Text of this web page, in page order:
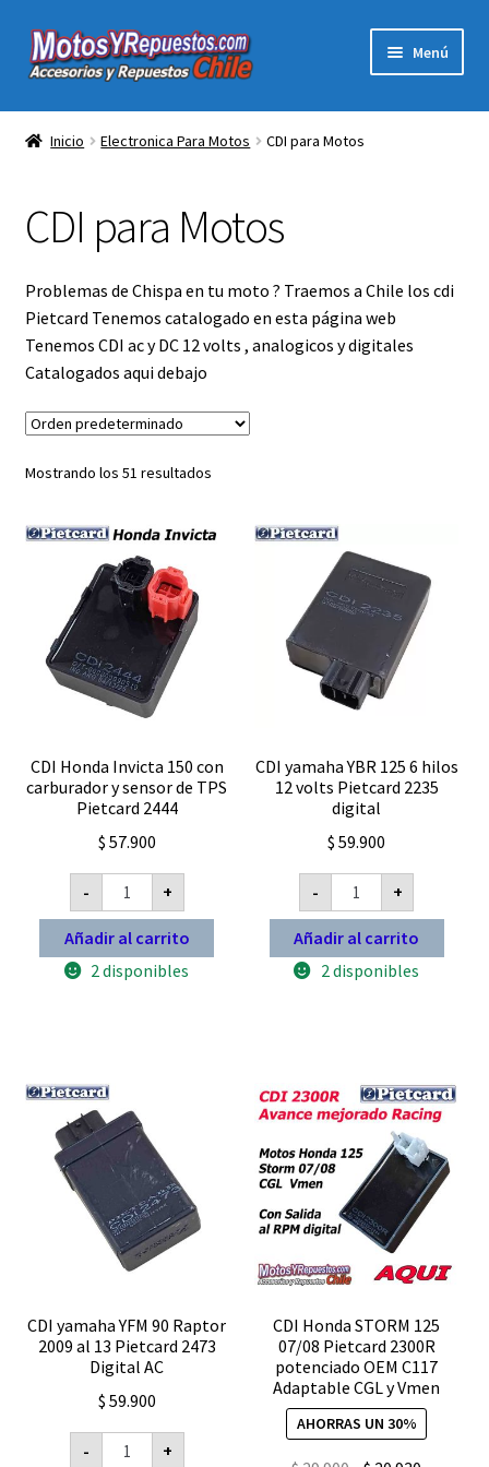
Ir
a
Ir
al
Menú
Acc y Rep Motocross Enduro
Repuestos Para Motos
Filtros para Motos
Herramientas Para Taller
hijo
Inicio Electronica Para Motos CDI para Motos
CDI para Motos
Problemas de Chispa en tu moto ? Traemos a Chile los cdi
Pietcard Tenemos catalogado en esta página web
Tenemos CDI ac y DC 12 volts , analogicos y digitales
Catalogados aqui debajo
Mostrando los 51 resultados
CDI Honda Invicta 150 con
carburador y sensor de TPS
Pietcard 2444
$ 57.900
-
CDI
Honda
Invicta
150
con
carburador
cantidad
+
Añadir al carrito
2 disponibles
CDI yamaha YBR 125 6 hilos
12 volts Pietcard 2235
digital
$ 59.900
-
CDI
yamaha
YBR
125
6
hilos
+
Añadir al carrito
2 disponibles
CDI yamaha YFM 90 Raptor
2009 al 13 Pietcard 2473
Digital AC
$ 59.900
-
CDI
yamaha
+
CDI Honda STORM 125
07/08 Pietcard 2300R
potenciado OEM C117
Adaptable CGL y Vmen
AHORRAS UN 30%